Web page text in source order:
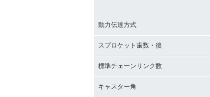
動力伝達方式
スプロケット歯数・後
標準チェーンリンク数
キャスター角